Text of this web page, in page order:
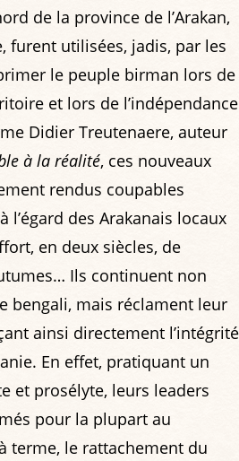
de la province de l’Arakan,
furent utilisées, jadis, par les
le peuple birman lors de
et lors de l’indépendance
Didier Treutenaere, auteur
à la réalité, ces nouveaux
rendus coupables
l’égard des Arakanais locaux
en deux siècles, de
Ils continuent non
bengali, mais réclament leur
ainsi directement l’intégrité
En effet, pratiquant un
et prosélyte, leurs leaders
pour la plupart au
terme, le rattachement du